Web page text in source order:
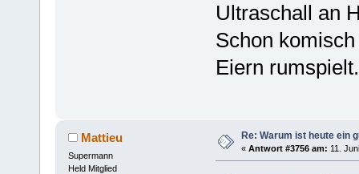
Ultraschall an
Schon
Eiern rumspielt.
Mattieu
Supermann
Held Mitglied
Re: Warum ist heute ein
« Antwort #3756 am: 11.